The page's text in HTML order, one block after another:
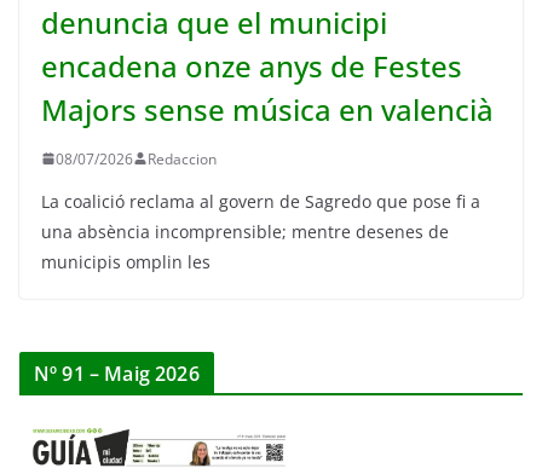
denuncia que el municipi
encadena onze anys de Festes
Majors sense música en valencià
08/07/2026 Redaccion
La coalició reclama al govern de Sagredo que pose fi a
una absència incomprensible; mentre desenes de
municipis omplin les
Nº 91 – Maig 2026